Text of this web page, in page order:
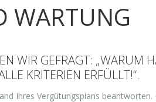
WARTUNG
WIR GEFRAGT: „WARUM
KRITERIEN ERFÜLLT!“.
Ihres Vergütungsplans